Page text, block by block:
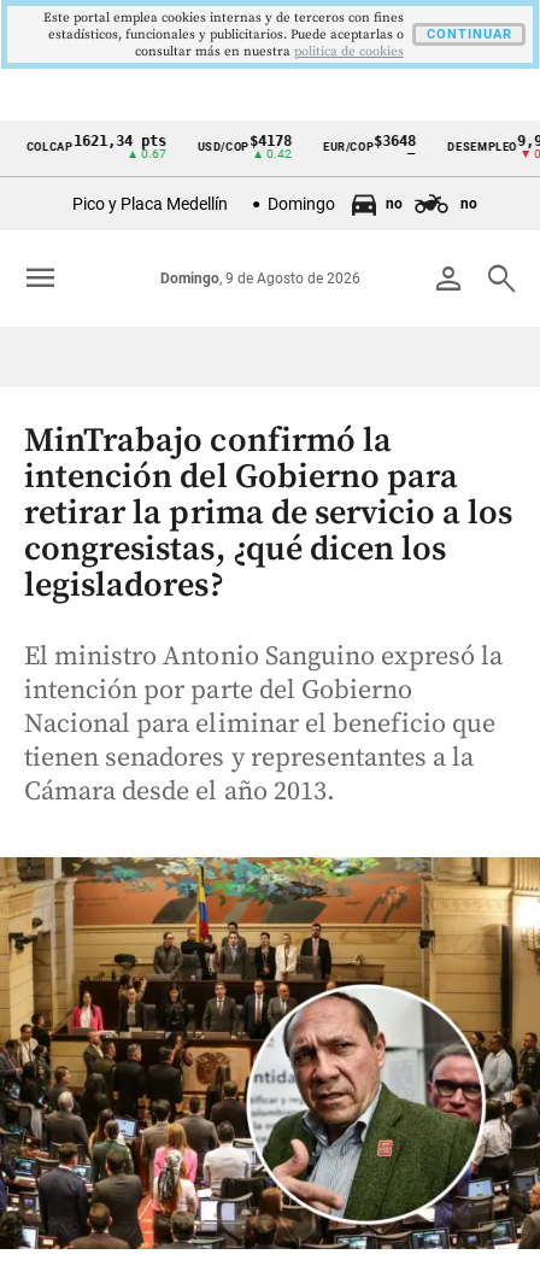
Cintillo
Colombia
COLCAP 1621,34 pts
▲ 0.67
USD/COP$4178
▲ 0.42
EUR/COP$3648 DESEMPLEO9,9 %
▼ 0.30
Pico y Placa Medellín Domingo no no
person search
Domingo, 9 de Agosto de 2026
menu
MinTrabajo confirmó la
intención del Gobierno para
retirar la prima de servicio a los
congresistas, ¿qué dicen los
legisladores?
El ministro Antonio Sanguino expresó la
intención por parte del Gobierno
Nacional para eliminar el beneficio que
tienen senadores y representantes a la
Cámara desde el año 2013.
Este portal emplea cookies internas y de terceros con fines
estadísticos, funcionales y publicitarios. Puede aceptarlas o
consultar más en nuestra politica de cookies
CONTINUAR